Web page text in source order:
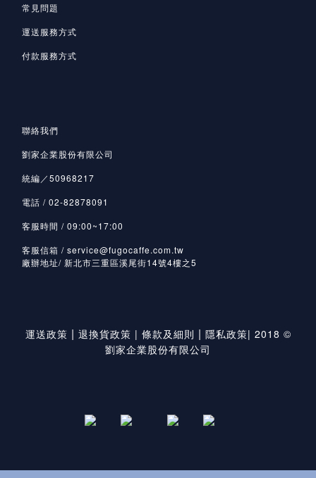
常見問題
運送服務方式
付款服務方式
聯絡我們
劉家企業股份有限公司
統編／50968217
電話 / 02-82878091
客服時間 / 09:00~17:00
客服信箱 / service@fugocaffe.com.tw
廠辦地址/ 新北市三重區溪尾街14號4樓之5
運送政策 | 退換貨政策 | 條款及細則 | 隱私政策| 2018 ©
劉家企業股份有限公司